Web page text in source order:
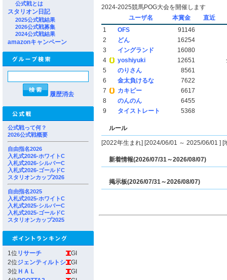
公式戦とは
スタリオン日記
2025公式戦結果
2026公式戦募集
2024公式戦結果
amazonキャンペーン
履歴消去
公式戦って何？
2026公式戦概要
自由指名2026
入札式2026-ホワイトC
入札式2026-シルバーC
入札式2026-ゴールドC
スタリオンカップ2026
自由指名2025
入札式2025-ホワイトC
入札式2025-シルバーC
入札式2025-ゴールドC
スタリオンカップ2025
1位 リサーチ
GI
2位ジェンティルトシ
GI
3位 ＨＡＬ
GI
2024-2025競馬POG大会を開催します
ユーザ名
本賞金
直近
1
OFS
91146
2
どん
16254
3
イングランド
16080
4
yoshiyuki 12651
5
のりさん
8561
6
金太負けるな
7622
7
カキピー
6617
8
のんのん
6455
9
タイストレート 5368
ルール
[2022年生まれ] [2024/06/01 ～ 2025/06/01 ] [
新着情報(2026/07/31～2026/08/07)
掲示板(2026/07/31～2026/08/07)